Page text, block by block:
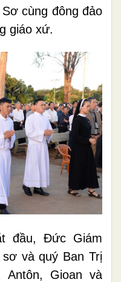
cùng đông đảo
giáo xứ.
đầu, Đức Giám
và quý Ban Trị
Gioan và